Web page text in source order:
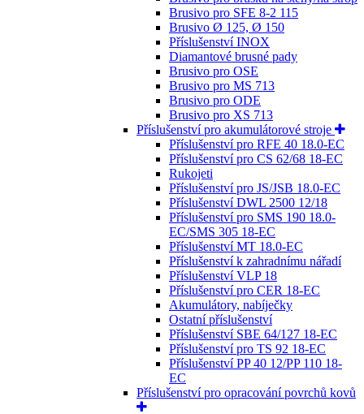
Brusivo pro SFE 8-2 115
Brusivo Ø 125, Ø 150
Příslušenství INOX
Diamantové brusné pady
Brusivo pro OSE
Brusivo pro MS 713
Brusivo pro ODE
Brusivo pro XS 713
Příslušenství pro akumulátorové stroje
Příslušenství pro RFE 40 18.0-EC
Příslušenství pro CS 62/68 18-EC
Rukojeti
Příslušenství pro JS/JSB 18.0-EC
Příslušenství DWL 2500 12/18
Příslušenství pro SMS 190 18.0-
EC/SMS 305 18-EC
Příslušenství MT 18.0-EC
Příslušenství k zahradnímu nářadí
Příslušenství VLP 18
Příslušenství pro CER 18-EC
Akumulátory, nabíječky
Ostatní příslušenství
Příslušenství SBE 64/127 18-EC
Příslušenství pro TS 92 18-EC
Příslušenství PP 40 12/PP 110 18-
EC
Příslušenství pro opracování povrchů kovů